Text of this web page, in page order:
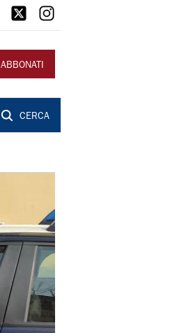
ABBONATI
CERCA